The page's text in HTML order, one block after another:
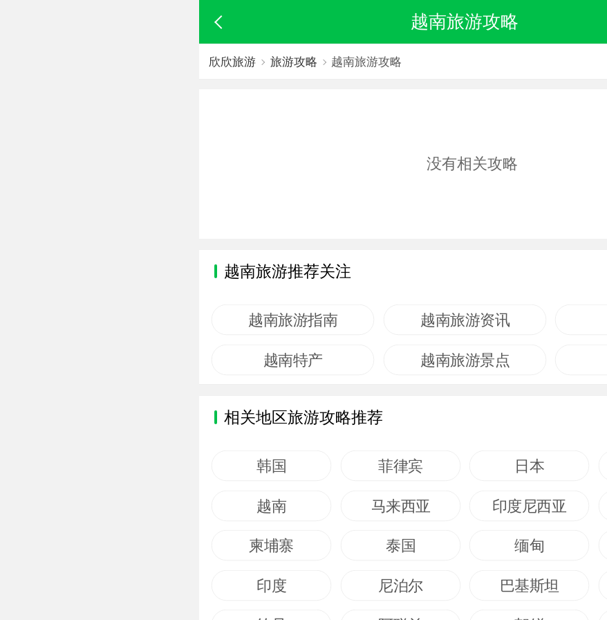
越南旅游攻略
欣欣旅游 旅游攻略 越南旅游攻略
没有相关攻略
越南旅游推荐关注
越南旅游指南 越南旅游资讯
越南特产 越南旅游景点
相关地区旅游攻略推荐
韩国 菲律宾 日本
越南 马来西亚 印度尼西亚
柬埔寨 泰国 缅甸
印度 尼泊尔 巴基斯坦